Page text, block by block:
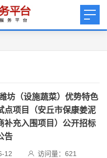
坊（设施蔬菜）优势特色
点项目（安丘市保康姜泥
补充入围项目）公开招标
告
12 访问量： 621